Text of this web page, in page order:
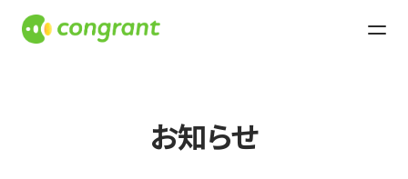
お知らせ